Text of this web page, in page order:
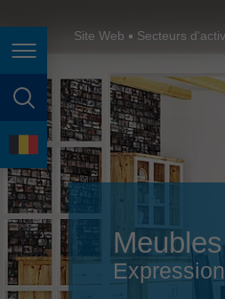
page search
language
Site Web Secteurs